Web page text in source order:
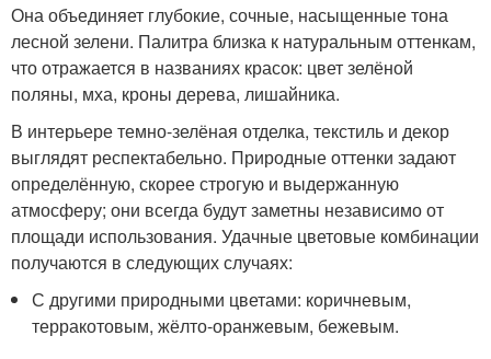
Она объединяет глубокие, сочные, насыщенные тона
лесной зелени. Палитра близка к натуральным оттенкам,
что отражается в названиях красок: цвет зелёной
поляны, мха, кроны дерева, лишайника.
В интерьере темно-зелёная отделка, текстиль и декор
выглядят респектабельно. Природные оттенки задают
определённую, скорее строгую и выдержанную
атмосферу; они всегда будут заметны независимо от
площади использования. Удачные цветовые комбинации
получаются в следующих случаях:
С другими природными цветами: коричневым,
терракотовым, жёлто-оранжевым, бежевым.